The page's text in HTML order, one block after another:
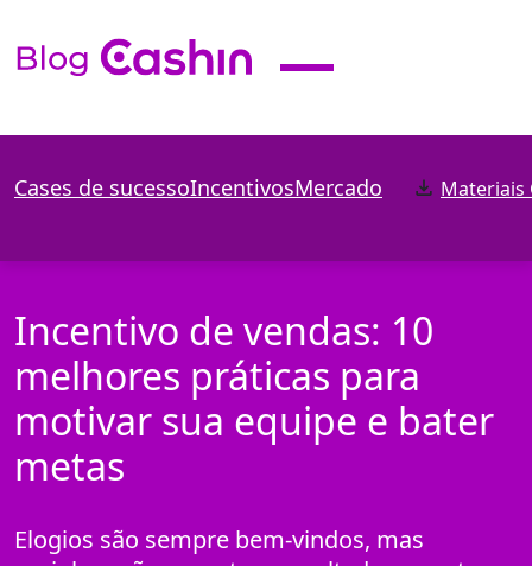
Cases de sucessoIncentivosMercado Materiais
Incentivo de vendas: 10
melhores práticas para
motivar sua equipe e bater
metas
Elogios são sempre bem-vindos, mas